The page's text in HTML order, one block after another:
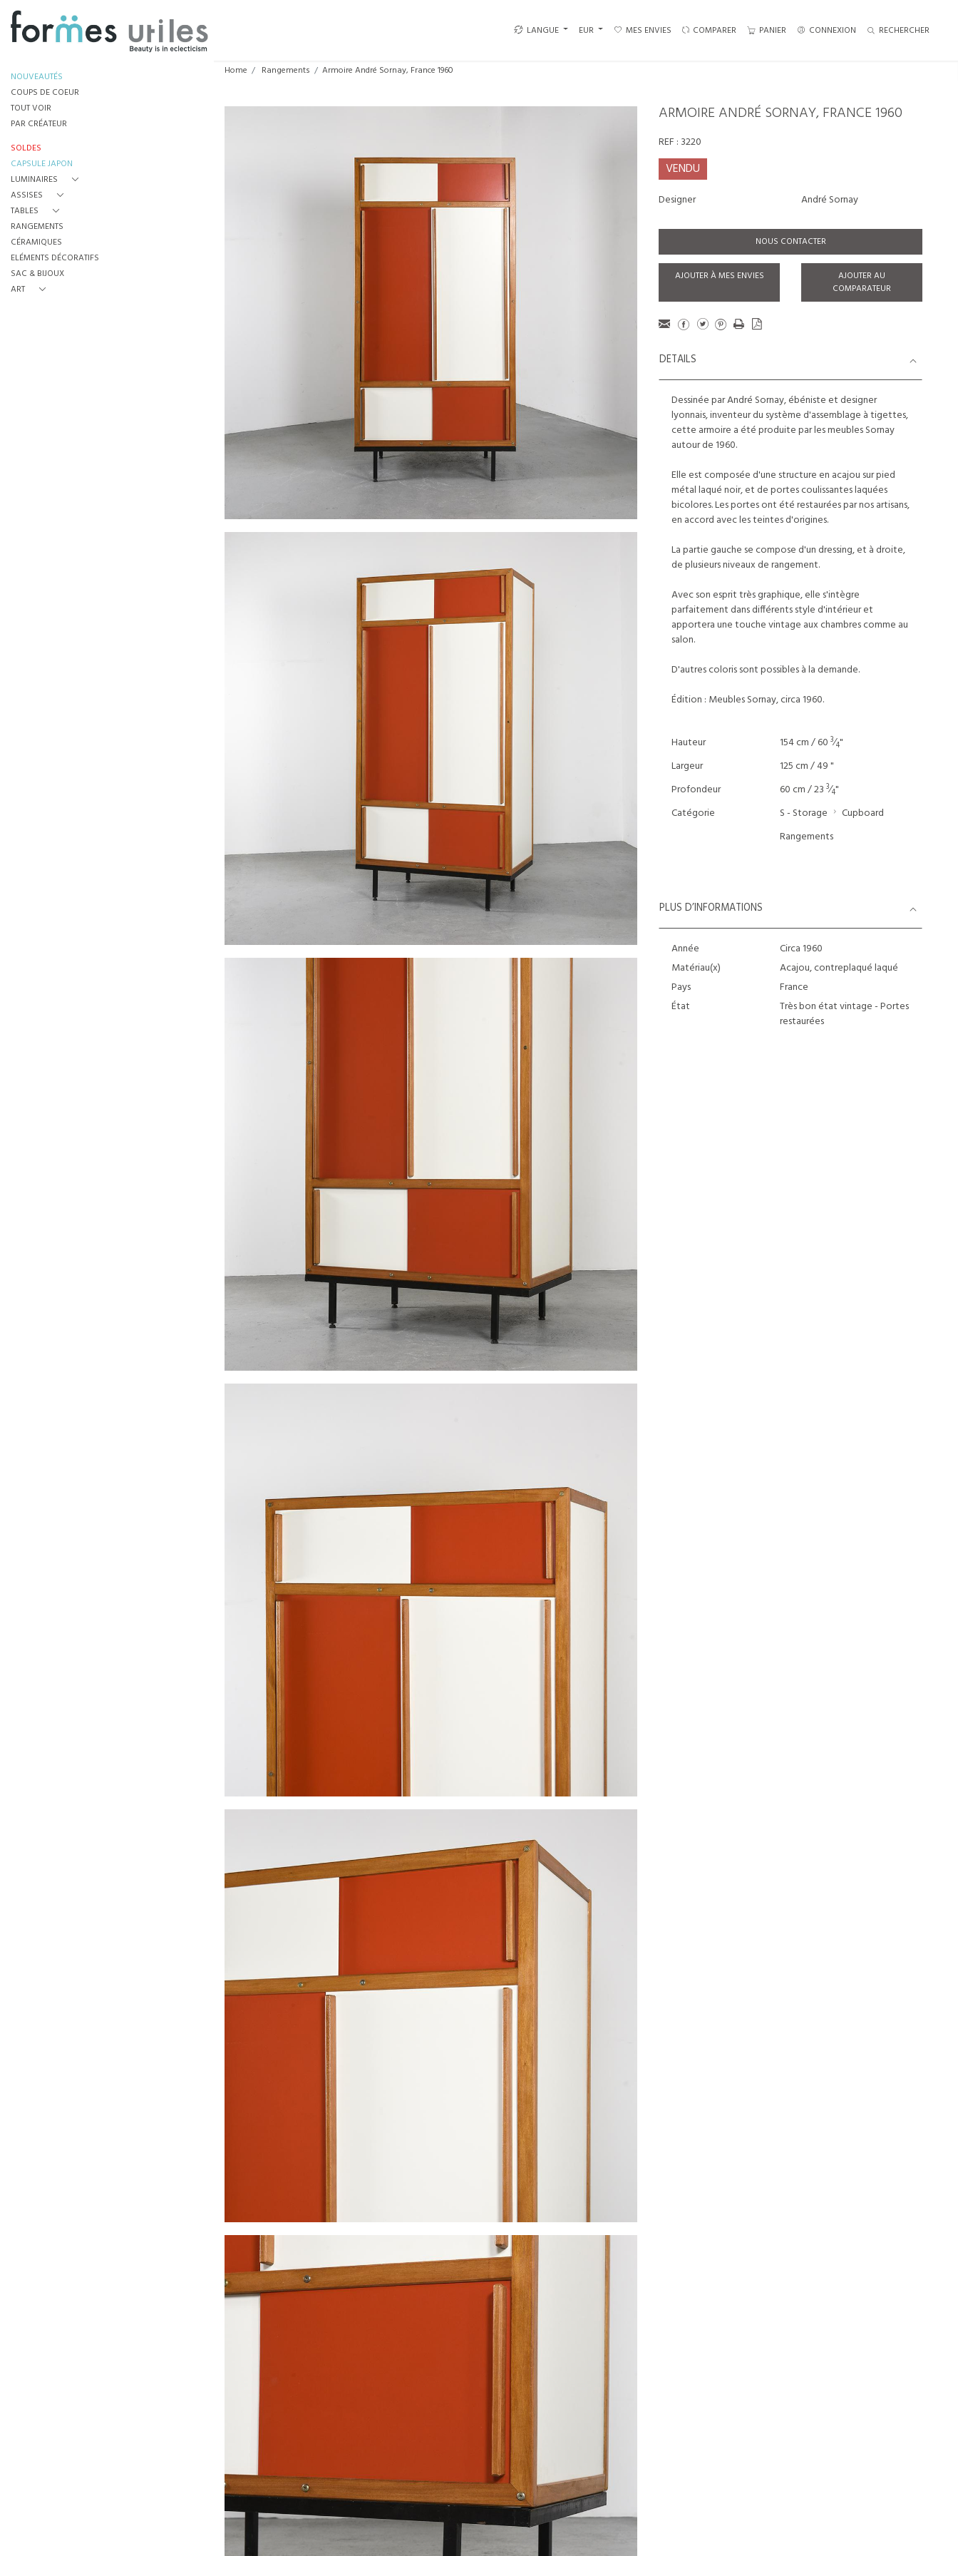
LANGUE EUR MES ENVIES COMPARER PANIER CONNEXION RECHERCHER
NOUVEAUTÉS
COUPS DE COEUR
TOUT VOIR
PAR CRÉATEUR
SOLDES
CAPSULE JAPON
LUMINAIRES
ASSISES
TABLES
RANGEMENTS
CÉRAMIQUES
ELÉMENTS DÉCORATIFS
SAC & BIJOUX
ART
Home Rangements Armoire André Sornay, France 1960
ARMOIRE ANDRÉ SORNAY, FRANCE 1960
REF : 3220
VENDU
Designer André Sornay
NOUS CONTACTER
AJOUTER À MES ENVIES
AJOUTER AU
COMPARATEUR
DETAILS
Dessinée par André Sornay, ébéniste et designer
lyonnais, inventeur du système d'assemblage à tigettes,
cette armoire a été produite par les meubles Sornay
autour de 1960.
Elle est composée d'une structure en acajou sur pied
métal laqué noir, et de portes coulissantes laquées
bicolores. Les portes ont été restaurées par nos artisans,
en accord avec les teintes d'origines.
La partie gauche se compose d'un dressing, et à droite,
de plusieurs niveaux de rangement.
Avec son esprit très graphique, elle s'intègre
parfaitement dans différents style d'intérieur et
apportera une touche vintage aux chambres comme au
salon.
D'autres coloris sont possibles à la demande.
Édition : Meubles Sornay, circa 1960.
Hauteur 154 cm / 60 3⁄4"
Largeur
125 cm / 49 "
Profondeur
60 cm / 23 3⁄4"
Catégorie
S - Storage
Cupboard
Rangements
PLUS D’INFORMATIONS
Année
Circa 1960
Matériau(x)
Acajou, contreplaqué laqué
Pays
France
État
Très bon état vintage - Portes
restaurées